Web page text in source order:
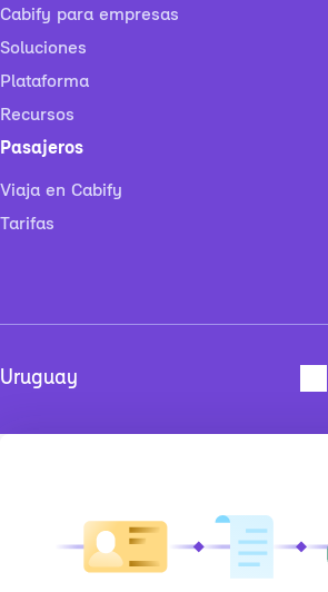
Cabify para empresas
Soluciones
Plataforma
Recursos
Pasajeros
Viaja en Cabify
Tarifas